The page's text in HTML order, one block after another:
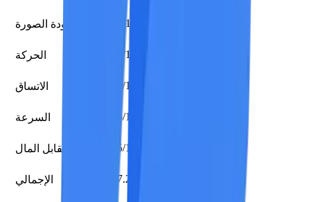
جودة الصورة 9/10
الحركة 8/10
الاتساق 8/10
السرعة 6/10
القيمة مقابل المال 5/10
الإجمالي 7.2/10